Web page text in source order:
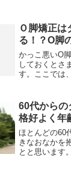
Ｏ脚矯正は
る！？O脚
かっこ悪いO
しておくとさ
す。ここでは
連も解説しま
60代からの
格好よく年
ほとんどの60
きなおなかを
とと思います